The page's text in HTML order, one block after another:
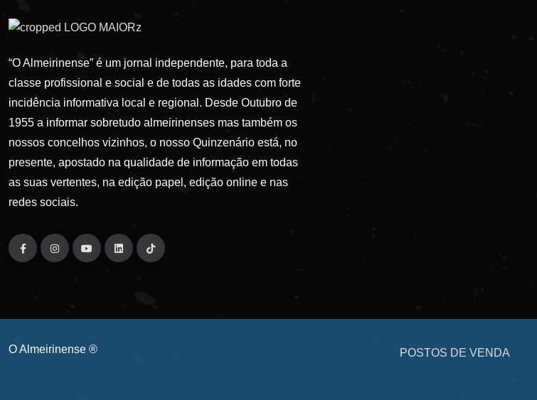
“O Almeirinense” é um jornal independente, para toda a
classe profissional e social e de todas as idades com forte
incidência informativa local e regional. Desde Outubro de
1955 a informar sobretudo almeirinenses mas também os
nossos concelhos vizinhos, o nosso Quinzenário está, no
presente, apostado na qualidade de informação em todas
as suas vertentes, na edição papel, edição online e nas
redes sociais.
O Almeirinense ® POSTOS DE VENDA